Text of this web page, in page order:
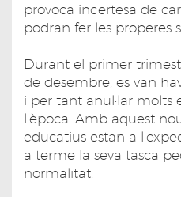
provoca incertesa de
podran fer les properes
Durant el primer
de desembre, es van
i per tant anul·lar molts
l'època. Amb aquest
educatius estan a
a terme la seva tasca
normalitat.